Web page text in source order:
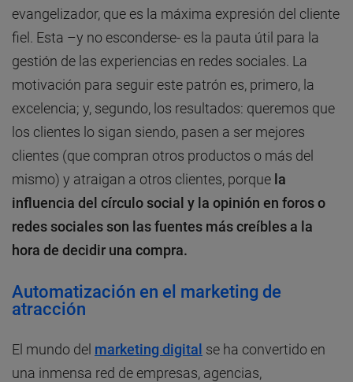
evangelizador, que es la máxima expresión del cliente
fiel. Esta –y no esconderse- es la pauta útil para la
gestión de las experiencias en redes sociales. La
motivación para seguir este patrón es, primero, la
excelencia; y, segundo, los resultados: queremos que
los clientes lo sigan siendo, pasen a ser mejores
clientes (que compran otros productos o más del
mismo) y atraigan a otros clientes, porque la
influencia del círculo social y la opinión en foros o
redes sociales son las fuentes más creíbles a la
hora de decidir una compra.
Automatización en el marketing de
atracción
El mundo del marketing digital se ha convertido en
una inmensa red de empresas, agencias,